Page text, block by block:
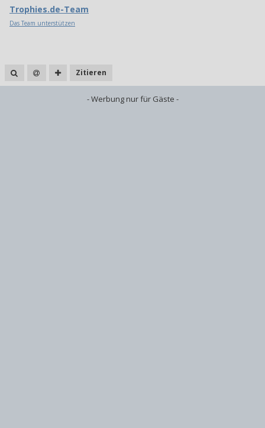
Trophies.de-Team
Das Team unterstützen
Zitieren
- Werbung nur für Gäste -